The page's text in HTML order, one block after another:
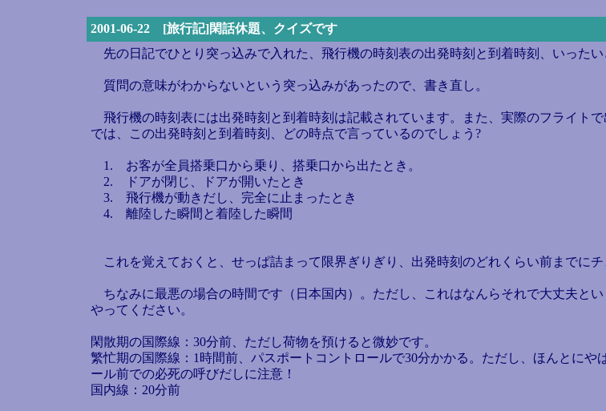
2001-06-22 [旅行記]閑話休題、クイズです
先の日記でひとり突っ込みで入れた、飛行機の時刻表の出発時刻と到着時刻、いった
質問の意味がわからないという突っ込みがあったので、書き直し。
飛行機の時刻表には出発時刻と到着時刻は記載されています。また、実際のフライト
では、この出発時刻と到着時刻、どの時点で言っているのでしょう?
1. お客が全員搭乗口から乗り、搭乗口から出たとき。
2. ドアが閉じ、ドアが開いたとき
3. 飛行機が動きだし、完全に止まったとき
4. 離陸した瞬間と着陸した瞬間
これを覚えておくと、せっぱ詰まって限界ぎりぎり、出発時刻のどれくらい前までに
ちなみに最悪の場合の時間です（日本国内）。ただし、これはなんらそれで大丈夫と
やってください。
閑散期の国際線：30分前、ただし荷物を預けると微妙です。
繁忙期の国際線：1時間前、パスポートコントロールで30分かかる。ただし、ほんとに
ール前での必死の呼びだしに注意！
国内線：20分前